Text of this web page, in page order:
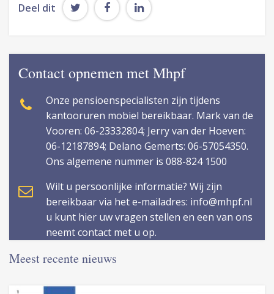
Deel dit
Contact opnemen met Mhpf
Onze pensioenspecialisten zijn tijdens
kantooruren mobiel bereikbaar. Mark van de
Vooren: 06-23332804; Jerry van der Hoeven:
06-12187894; Delano Gemerts: 06-57054350.
Ons algemene nummer is 088-824 1500
Wilt u persoonlijke informatie? Wij zijn
bereikbaar via het e-mailadres: info@mhpf.nl
u kunt hier uw vragen stellen en een van ons
neemt contact met u op.
Meest recente nieuws